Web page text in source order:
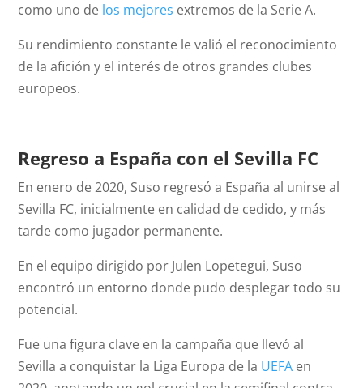
como uno de los mejores extremos de la Serie A.
Su rendimiento constante le valió el reconocimiento
de la afición y el interés de otros grandes clubes
europeos.
Regreso a España con el Sevilla FC
En enero de 2020, Suso regresó a España al unirse al
Sevilla FC, inicialmente en calidad de cedido, y más
tarde como jugador permanente.
En el equipo dirigido por Julen Lopetegui, Suso
encontró un entorno donde pudo desplegar todo su
potencial.
Fue una figura clave en la campaña que llevó al
Sevilla a conquistar la Liga Europa de la UEFA en